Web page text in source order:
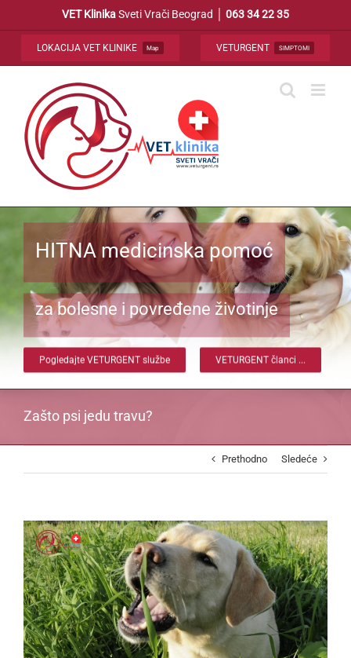
VET KlinikaSveti Vrači Beograd │ 063 34 22 35
LOKACIJA VET KLINIKE Map VETURGENT SIMPTOMI
HITNA medicinska pomoć
za bolesne i povređene životinje
Pogledajte VETURGENT službe VETURGENT članci ...
Zašto psi jedu travu?
Prethodno Sledeće
View
Larger
Image